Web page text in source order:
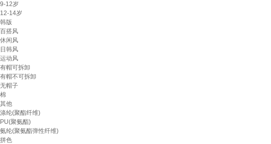
9-12岁
12-14岁
韩版
百搭风
休闲风
日韩风
运动风
有帽可拆卸
有帽不可拆卸
无帽子
棉
其他
涤纶(聚酯纤维)
PU(聚氨酯)
氨纶(聚氨酯弹性纤维)
拼色